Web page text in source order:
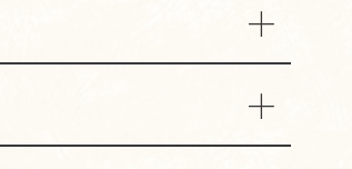
をご利用ください。